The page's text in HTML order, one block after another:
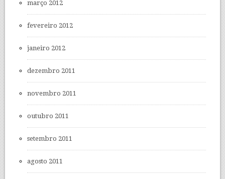
março 2012
fevereiro 2012
janeiro 2012
dezembro 2011
novembro 2011
outubro 2011
setembro 2011
agosto 2011